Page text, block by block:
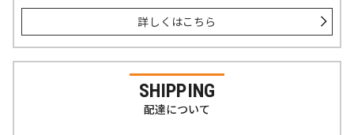
詳しくはこちら
SHIPPING
配達について